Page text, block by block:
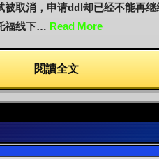
被取消，申请ddl却已经不能再继
福线下… Read More
閱讀全文